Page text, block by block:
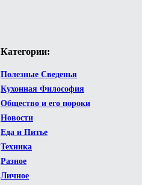
Категории:
Полезные Сведенья
Кухонная Философия
Общество и его пороки
Новости
Еда и Питье
Техника
Разное
Личное